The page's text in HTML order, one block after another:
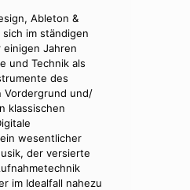
Ableton &
im ständigen
einigen Jahren
und Technik als
des
Vordergrund und/
klassischen
wesentlicher
der versierte
im Idealfall nahezu